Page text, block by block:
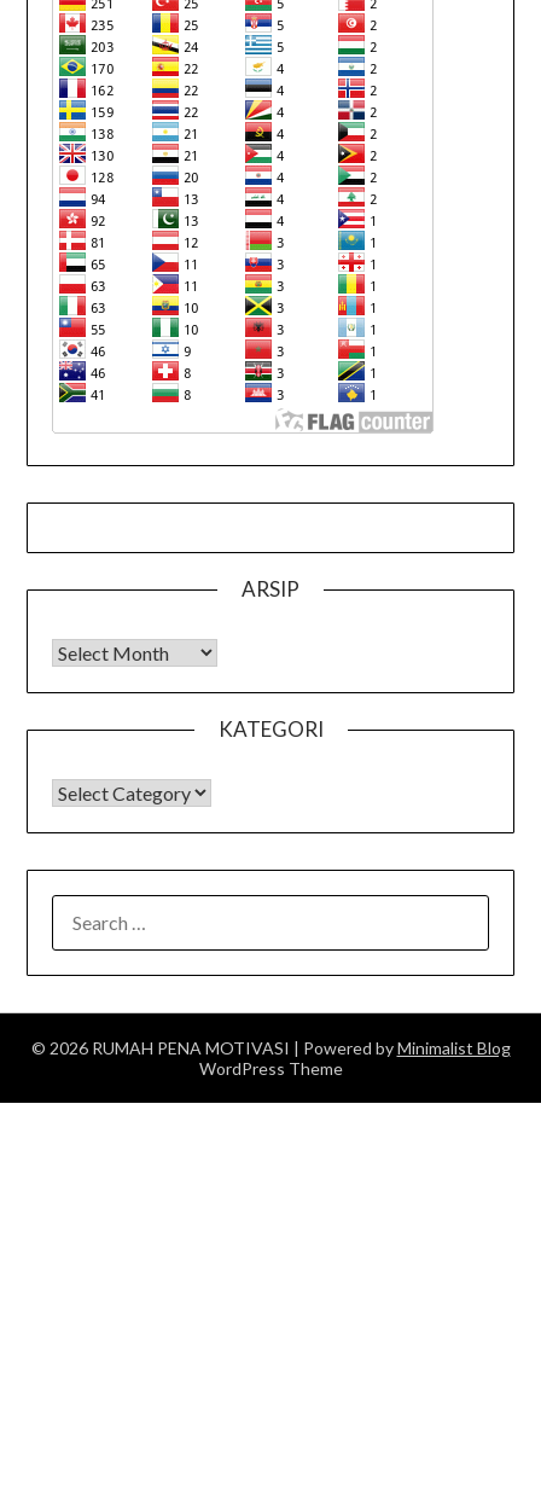
ARSIP
Arsip
KATEGORI
KATEGORI
FOR:
© 2026 RUMAH PENA MOTIVASI | Powered byMinimalist Blog
WordPress Theme